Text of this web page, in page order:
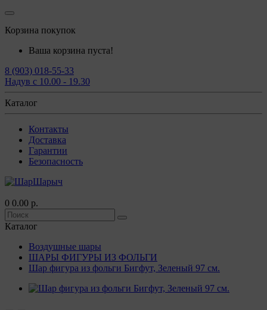
Корзина покупок
Ваша корзина пуста!
8 (903) 018-55-33
Надув с 10.00 - 19.30
Каталог
Контакты
Доставка
Гарантии
Безопасность
0 0.00 р.
Каталог
Воздушные шары
ШАРЫ ФИГУРЫ ИЗ ФОЛЬГИ
Шар фигура из фольги Бигфут, Зеленый 97 см.